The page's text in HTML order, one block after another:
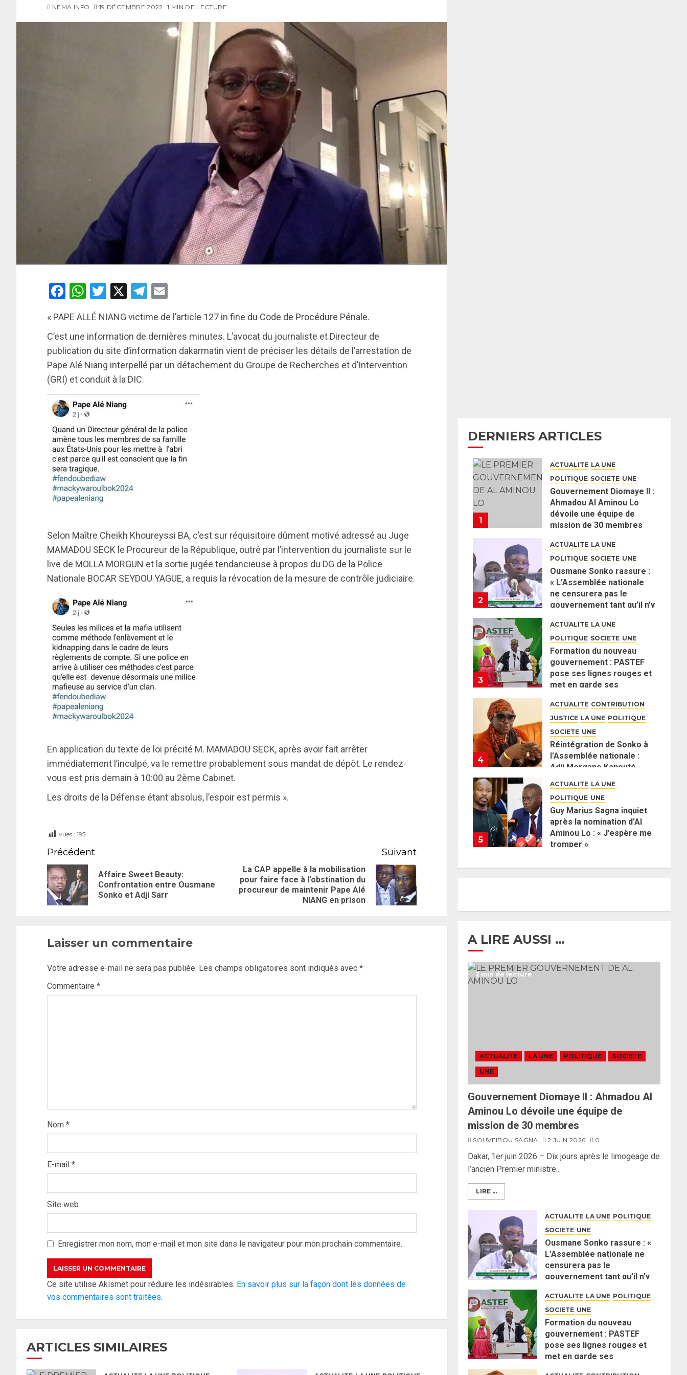
NEMA INFO 19 DÉCEMBRE 2022 1 MIN DE LECTURE
Facebook
WhatsApp
Twitter
X Telegram
« PAPE ALLÉ NIANG victime de l’article 127 in fine du Code de Procédure Pénale.
C’est une information de dernières minutes. L’avocat du journaliste et Directeur de
publication du site d’information dakarmatin vient de préciser les détails de l’arrestation de
Pape Alé Niang interpellé par un détachement du Groupe de Recherches et d’Intervention
(GRI) et conduit à la DIC.
Selon Maître Cheikh Khoureyssi BA, c’est sur réquisitoire dûment motivé adressé au Juge
MAMADOU SECK le Procureur de la République, outré par l’intervention du journaliste sur le
live de MOLLA MORGUN et la sortie jugée tendancieuse à propos du DG de la Police
Nationale BOCAR SEYDOU YAGUE, a requis la révocation de la mesure de contrôle judiciaire.
En application du texte de loi précité M. MAMADOU SECK, après avoir fait arrêter
immédiatement l’inculpé, va le remettre probablement sous mandat de dépôt. Le rendez-
vous est pris demain à 10:00 au 2ème Cabinet.
Les droits de la Défense étant absolus, l’espoir est permis ».
vues : 195
Précédent
Affaire Sweet Beauty:
Confrontation entre Ousmane
Sonko et Adji Sarr
Suivant
La CAP appelle à la mobilisation
pour faire face à l’obstination du
procureur de maintenir Pape Alé
NIANG en prison
Laisser un commentaire
Votre adresse e-mail ne sera pas publiée. Les champs obligatoires sont indiqués avec *
Commentaire *
Nom *
E-mail *
Site web
Enregistrer mon nom, mon e-mail et mon site dans le navigateur pour mon prochain commentaire.
Ce site utilise Akismet pour réduire les indésirables. En savoir plus sur la façon dont les données de
vos commentaires sont traitées.
ARTICLES SIMILAIRES
DERNIERS ARTICLES
1
ACTUALITE LA UNE
POLITIQUE SOCIETE UNE
Gouvernement Diomaye II :
Ahmadou Al Aminou Lo
dévoile une équipe de
mission de 30 membres
2
ACTUALITE LA UNE
POLITIQUE SOCIETE UNE
Ousmane Sonko rassure :
« L’Assemblée nationale
ne censurera pas le
gouvernement tant qu’il n’y
politique contre Pastef »
2 JUIN 2026 0
3
ACTUALITE LA UNE
POLITIQUE SOCIETE UNE
Formation du nouveau
gouvernement : PASTEF
pose ses lignes rouges et
met en garde ses
26 MAI 2026 0
4
ACTUALITE CONTRIBUTION
JUSTICE LA UNE POLITIQUE
SOCIETE UNE
Réintégration de Sonko à
l’Assemblée nationale :
Adji Mergane Kanouté
parlementaire
26 MAI 2026
5
ACTUALITE LA UNE
POLITIQUE UNE
Guy Marius Sagna inquiet
après la nomination d’Al
Aminou Lo : « J’espère me
tromper »
A LIRE AUSSI …
2 min de lecture
ACTUALITE LA UNE POLITIQUE
SOCIETE
UNE
Gouvernement Diomaye II : Ahmadou Al
Aminou Lo dévoile une équipe de
mission de 30 membres
SOUVEIBOU SAGNA 2 JUIN 2026 0
Dakar, 1er juin 2026 – Dix jours après le limogeage de
l’ancien Premier ministre...
LIRE ...
ACTUALITE LA UNE POLITIQUE
SOCIETE UNE
Ousmane Sonko rassure : «
L’Assemblée nationale ne
censurera pas le
gouvernement tant qu’il n’y
contre Pastef »
2 JUIN 2026
ACTUALITE LA UNE POLITIQUE
SOCIETE UNE
Formation du nouveau
gouvernement : PASTEF
pose ses lignes rouges et
met en garde ses